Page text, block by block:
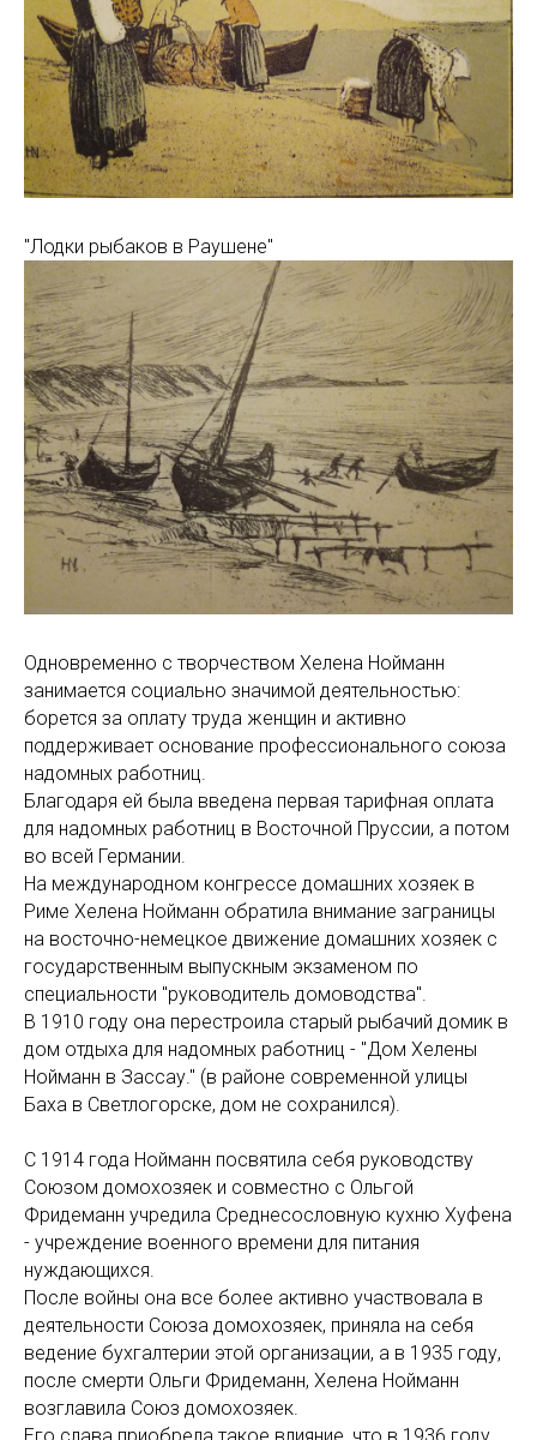
"Лодки рыбаков в Раушене"
Одновременно с творчеством Хелена Нойманн
занимается социально значимой деятельностью:
борется за оплату труда женщин и активно
поддерживает основание профессионального союза
надомных работниц.
Благодаря ей была введена первая тарифная оплата
для надомных работниц в Восточной Пруссии, а потом
во всей Германии.
На международном конгрессе домашних хозяек в
Риме Хелена Нойманн обратила внимание заграницы
на восточно-немецкое движение домашних хозяек с
государственным выпускным экзаменом по
специальности "руководитель домоводства".
В 1910 году она перестроила старый рыбачий домик в
дом отдыха для надомных работниц - "Дом Хелены
Нойманн в Зассау." (в районе современной улицы
Баха в Светлогорске, дом не сохранился).
С 1914 года Нойманн посвятила себя руководству
Союзом домохозяек и совместно с Ольгой
Фридеманн учредила Среднесословную кухню Хуфена
- учреждение военного времени для питания
нуждающихся.
После войны она все более активно участвовала в
деятельности Союза домохозяек, приняла на себя
ведение бухгалтерии этой организации, а в 1935 году,
после смерти Ольги Фридеманн, Хелена Нойманн
возглавила Союз домохозяек.